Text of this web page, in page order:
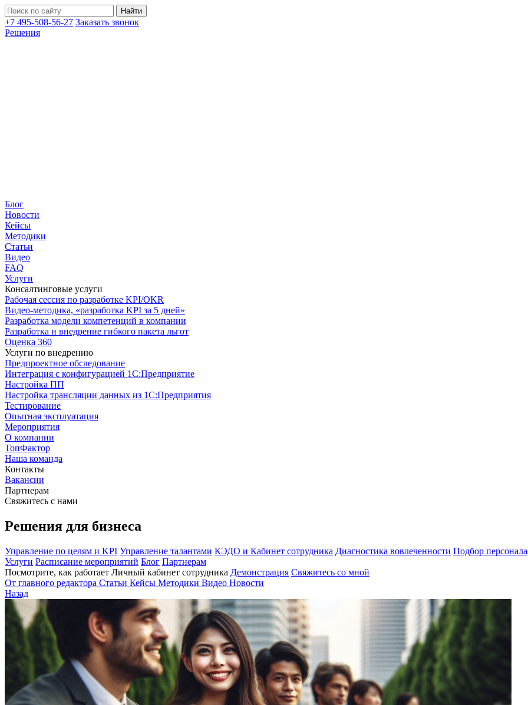
+7 495-508-56-27 Заказать звонок
Решения
Блог
Новости
Кейсы
Методики
Статьи
Видео
FAQ
Услуги
Консалтинговые услуги
Рабочая сессия по разработке KPI/OKR
Видео-методика, «разработка KPI за 5 дней»
Разработка модели компетенций в компании
Разработка и внедрение гибкого пакета льгот
Оценка 360
Услуги по внедрению
Предпроектное обследование
Интеграция с конфигурацией 1С:Предприятие
Настройка ПП
Настройка трансляции данных из 1С:Предприятия
Тестирование
Опытная эксплуатация
Мероприятия
О компании
ТопФактор
Наша команда
Контакты
Вакансии
Партнерам
Свяжитесь с нами
Решения для бизнеса
Управление по целям и KPI Управление талантами КЭДО и Кабинет сотрудника Диагностика вовлеченности Подбор персонала
Услуги Расписание мероприятий Блог Партнерам
Посмотрите, как работает Личный кабинет сотрудника Демонстрация Свяжитесь со мной
От главного редактора Статьи Кейсы Методики Видео Новости
Назад